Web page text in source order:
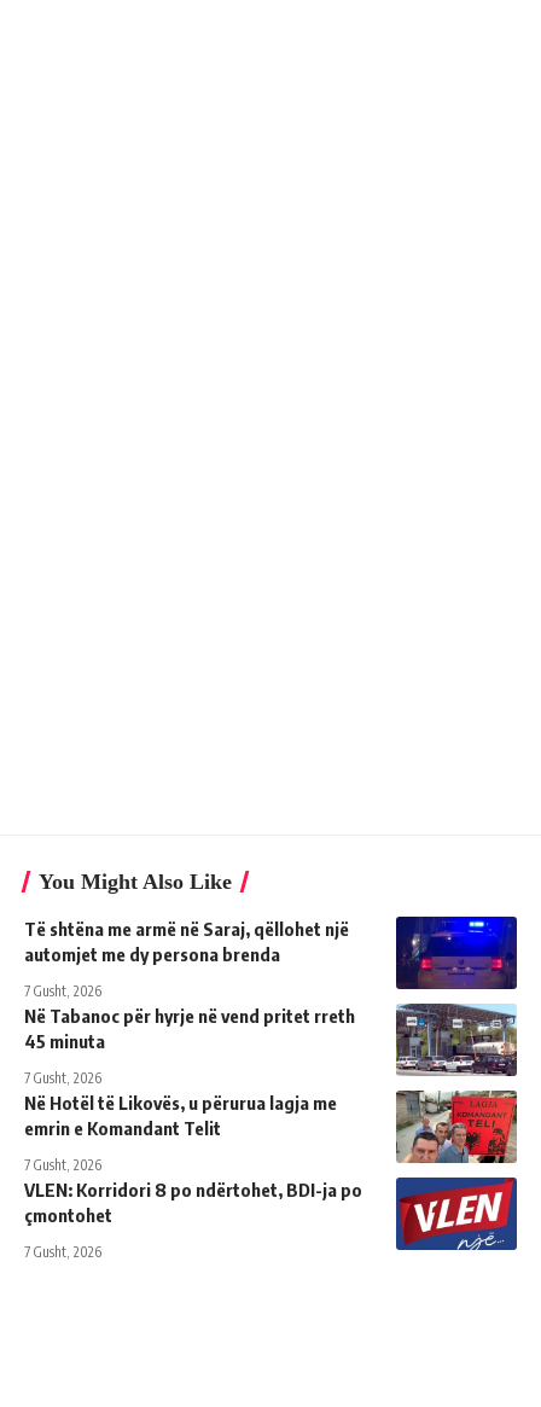
You Might Also Like
Të shtëna me armë në Saraj, qëllohet një
automjet me dy persona brenda
7 Gusht, 2026
Në Tabanoc për hyrje në vend pritet rreth
45 minuta
7 Gusht, 2026
Në Hotël të Likovës, u përurua lagja me
emrin e Komandant Telit
7 Gusht, 2026
VLEN: Korridori 8 po ndërtohet, BDI-ja po
çmontohet
7 Gusht, 2026